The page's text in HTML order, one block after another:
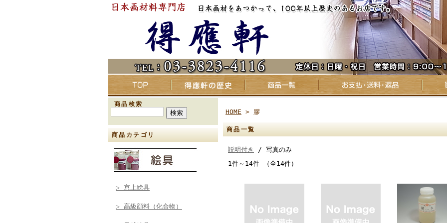
商品検索
商品カテゴリ
▷ 京上絵具
▷ 高級顔料（化合物）
HOME > 膠
商品一覧
説明付き
/ 写真のみ
1件～14件 （全14件）